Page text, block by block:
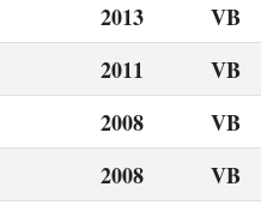
2013 VB
2011 VB
2008 VB
2008 VB